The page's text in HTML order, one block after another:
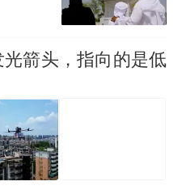
箭头，指向的是低